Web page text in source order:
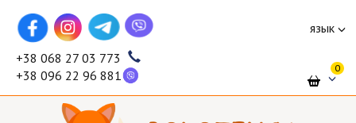
язык
+38 068 27 03 773
+38 096 22 96 881
0